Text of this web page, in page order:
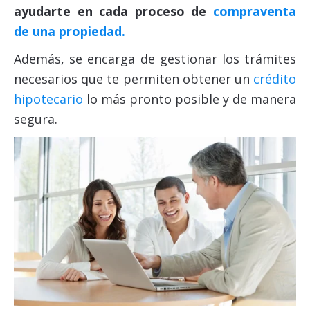
ayudarte en cada proceso de compraventa
de una propiedad.
Además, se encarga de gestionar los trámites
necesarios que te permiten obtener un crédito
hipotecario lo más pronto posible y de manera
segura.